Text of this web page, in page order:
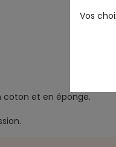
coton et en éponge.
Vos